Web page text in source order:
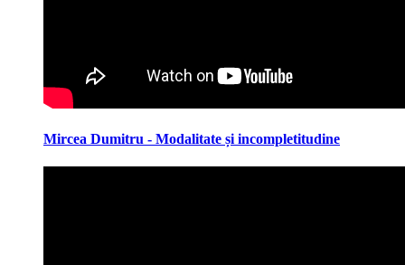
Mircea Dumitru - Modalitate și incompletitudine